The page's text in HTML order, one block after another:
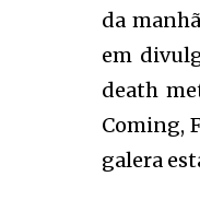
da
em
death
Coming,
galera